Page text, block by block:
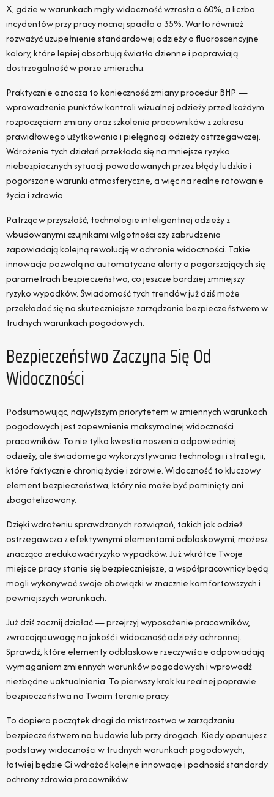
X, gdzie w warunkach mgły widoczność wzrosła o 60%, a liczba
incydentów przy pracy nocnej spadła o 35%. Warto również
rozważyć uzupełnienie standardowej odzieży o fluoroscencyjne
kolory, które lepiej absorbują światło dzienne i poprawiają
dostrzegalność w porze zmierzchu.
Praktycznie oznacza to konieczność zmiany procedur BHP —
wprowadzenie punktów kontroli wizualnej odzieży przed każdym
rozpoczęciem zmiany oraz szkolenie pracowników z zakresu
prawidłowego użytkowania i pielęgnacji odzieży ostrzegawczej.
Wdrożenie tych działań przekłada się na mniejsze ryzyko
niebezpiecznych sytuacji powodowanych przez błędy ludzkie i
pogorszone warunki atmosferyczne, a więc na realne ratowanie
życia i zdrowia.
Patrząc w przyszłość, technologie inteligentnej odzieży z
wbudowanymi czujnikami wilgotności czy zabrudzenia
zapowiadają kolejną rewolucję w ochronie widoczności. Takie
innowacje pozwolą na automatyczne alerty o pogarszających się
parametrach bezpieczeństwa, co jeszcze bardziej zmniejszy
ryzyko wypadków. Świadomość tych trendów już dziś może
przekładać się na skuteczniejsze zarządzanie bezpieczeństwem w
trudnych warunkach pogodowych.
Bezpieczeństwo Zaczyna Się Od
Widoczności
Podsumowując, najwyższym priorytetem w zmiennych warunkach
pogodowych jest zapewnienie maksymalnej widoczności
pracowników. To nie tylko kwestia noszenia odpowiedniej
odzieży, ale świadomego wykorzystywania technologii i strategii,
które faktycznie chronią życie i zdrowie. Widoczność to kluczowy
element bezpieczeństwa, który nie może być pominięty ani
zbagatelizowany.
Dzięki wdrożeniu sprawdzonych rozwiązań, takich jak odzież
ostrzegawcza z efektywnymi elementami odblaskowymi, możesz
znacząco zredukować ryzyko wypadków. Już wkrótce Twoje
miejsce pracy stanie się bezpieczniejsze, a współpracownicy będą
mogli wykonywać swoje obowiązki w znacznie komfortowszych i
pewniejszych warunkach.
Już dziś zacznij działać — przejrzyj wyposażenie pracowników,
zwracając uwagę na jakość i widoczność odzieży ochronnej.
Sprawdź, które elementy odblaskowe rzeczywiście odpowiadają
wymaganiom zmiennych warunków pogodowych i wprowadź
niezbędne uaktualnienia. To pierwszy krok ku realnej poprawie
bezpieczeństwa na Twoim terenie pracy.
To dopiero początek drogi do mistrzostwa w zarządzaniu
bezpieczeństwem na budowie lub przy drogach. Kiedy opanujesz
podstawy widoczności w trudnych warunkach pogodowych,
łatwiej będzie Ci wdrażać kolejne innowacje i podnosić standardy
ochrony zdrowia pracowników.